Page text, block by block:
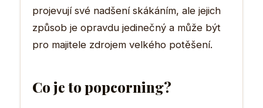
projevují své nadšení skákáním, ale jejich
způsob je opravdu jedinečný a může být
pro majitele zdrojem velkého potěšení.
Co je to popcorning?